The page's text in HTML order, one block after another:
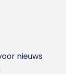
nieuws